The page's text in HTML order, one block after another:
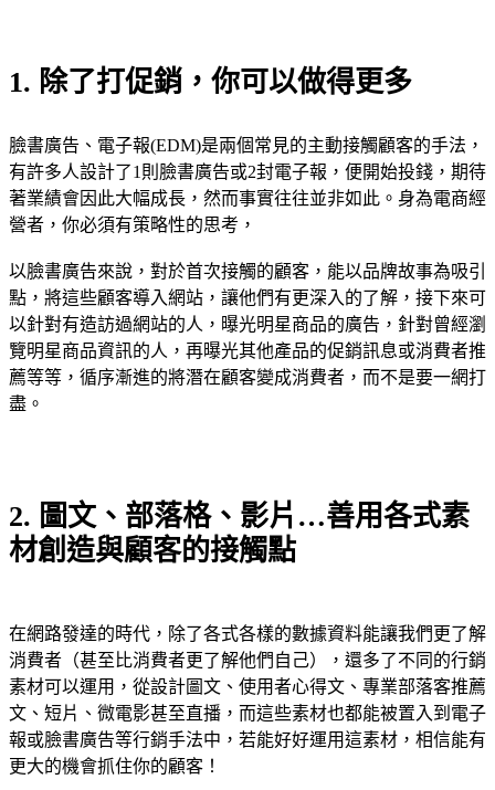
1. 除了打促銷，你可以做得更多
臉書廣告、電子報(EDM)是兩個常見的主動接觸顧客的手法，
有許多人設計了1則臉書廣告或2封電子報，便開始投錢，期待
著業績會因此大幅成長，然而事實往往並非如此。身為電商經
營者，你必須有策略性的思考，
以臉書廣告來說，對於首次接觸的顧客，能以品牌故事為吸引
點，將這些顧客導入網站，讓他們有更深入的了解，接下來可
以針對有造訪過網站的人，曝光明星商品的廣告，針對曾經瀏
覽明星商品資訊的人，再曝光其他產品的促銷訊息或消費者推
薦等等，循序漸進的將潛在顧客變成消費者，而不是要一網打
盡。
2. 圖文、部落格、影片…善用各式素
材創造與顧客的接觸點
在網路發達的時代，除了各式各樣的數據資料能讓我們更了解
消費者（甚至比消費者更了解他們自己），還多了不同的行銷
素材可以運用，從設計圖文、使用者心得文、專業部落客推薦
文、短片、微電影甚至直播，而這些素材也都能被置入到電子
報或臉書廣告等行銷手法中，若能好好運用這素材，相信能有
更大的機會抓住你的顧客！